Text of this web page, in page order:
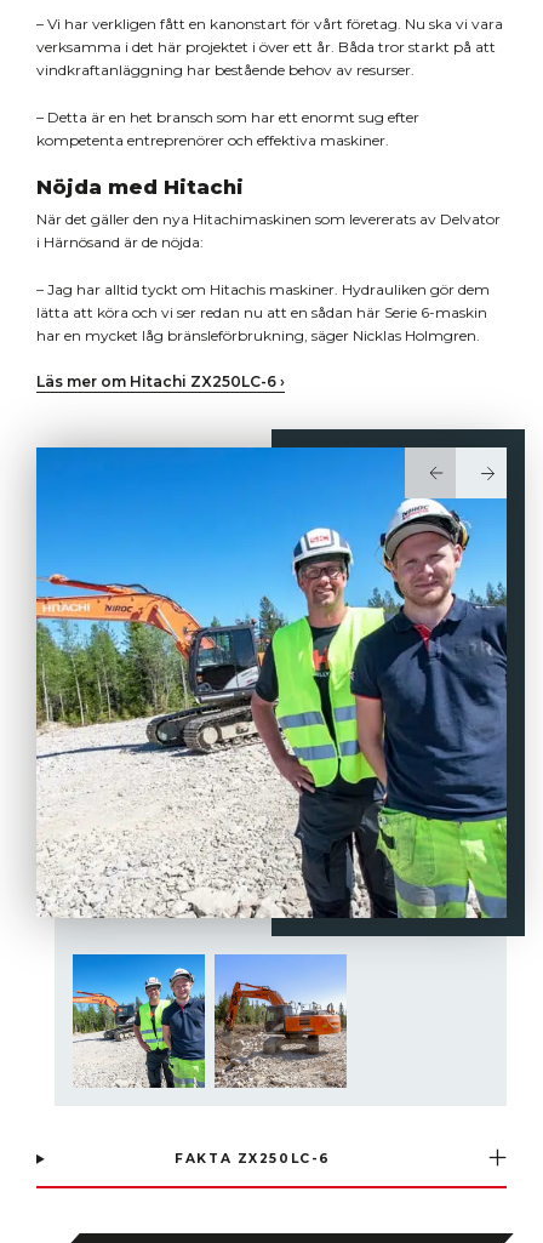
– Vi har verkligen fått en kanonstart för vårt företag. Nu ska vi vara
verksamma i det här projektet i över ett år. Båda tror starkt på att
vindkraftanläggning har bestående behov av resurser.
– Detta är en het bransch som har ett enormt sug efter
kompetenta entreprenörer och effektiva maskiner.
Nöjda med Hitachi
När det gäller den nya Hitachimaskinen som levererats av Delvator
i Härnösand är de nöjda:
– Jag har alltid tyckt om Hitachis maskiner. Hydrauliken gör dem
lätta att köra och vi ser redan nu att en sådan här Serie 6-maskin
har en mycket låg bränsleförbrukning, säger Nicklas Holmgren.
Läs mer om Hitachi ZX250LC-6 ›
FAKTA ZX250LC-6